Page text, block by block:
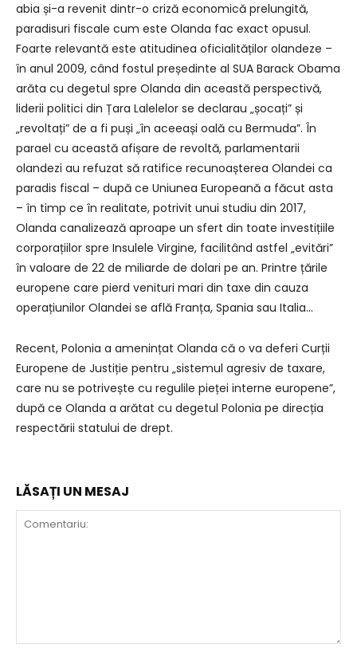
abia și-a revenit dintr-o criză economică prelungită,
paradisuri fiscale cum este Olanda fac exact opusul.
Foarte relevantă este atitudinea oficialităților olandeze –
în anul 2009, când fostul președinte al SUA Barack Obama
arăta cu degetul spre Olanda din această perspectivă,
liderii politici din Țara Lalelelor se declarau „șocați” și
„revoltați” de a fi puși „în aceeași oală cu Bermuda”. În
parael cu această afișare de revoltă, parlamentarii
olandezi au refuzat să ratifice recunoașterea Olandei ca
paradis fiscal – după ce Uniunea Europeană a făcut asta
– în timp ce în realitate, potrivit unui studiu din 2017,
Olanda canalizează aproape un sfert din toate investițiile
corporațiilor spre Insulele Virgine, facilitând astfel „evitări”
în valoare de 22 de miliarde de dolari pe an. Printre țările
europene care pierd venituri mari din taxe din cauza
operațiunilor Olandei se află Franța, Spania sau Italia…
Recent, Polonia a amenințat Olanda că o va deferi Curții
Europene de Justiție pentru „sistemul agresiv de taxare,
care nu se potrivește cu regulile pieței interne europene”,
după ce Olanda a arătat cu degetul Polonia pe direcția
respectării statului de drept.
LĂSAȚI UN MESAJ